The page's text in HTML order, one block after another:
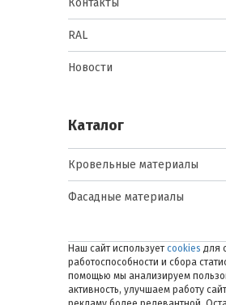
RAL
Новости
Каталог
Кровельные материалы
Фасадные материалы
Наш сайт использует cookies для
работоспособности и сбора
помощью мы анализируем
активность, улучшаем работу